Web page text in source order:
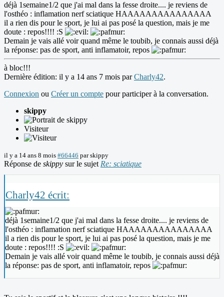
déjà 1semaine1/2 que j'ai mal dans la fesse droite.... je reviens de
l'osthéo : inflamation nerf sciatique HAAAAAAAAAAAAAAA
il a rien dis pour le sport, je lui ai pas posé la question, mais je me
doute : repos!!!! :S
Demain je vais allé voir quand même le toubib, je connais aussi déjà
la réponse: pas de sport, anti inflamatoir, repos
à bloc!!!
Dernière édition: il y a 14 ans 7 mois parCharly42.
Connexion ou Créer un compte pour participer à la conversation.
skippy
Visiteur
il y a 14 ans 8 mois #66446 parskippy
Réponse de skippy sur le sujet Re: sciatique
Charly42 écrit:
déjà 1semaine1/2 que j'ai mal dans la fesse droite.... je reviens de
l'osthéo : inflamation nerf sciatique HAAAAAAAAAAAAAAA
il a rien dis pour le sport, je lui ai pas posé la question, mais je me
doute : repos!!!! :S
Demain je vais allé voir quand même le toubib, je connais aussi déjà
la réponse: pas de sport, anti inflamatoir, repos